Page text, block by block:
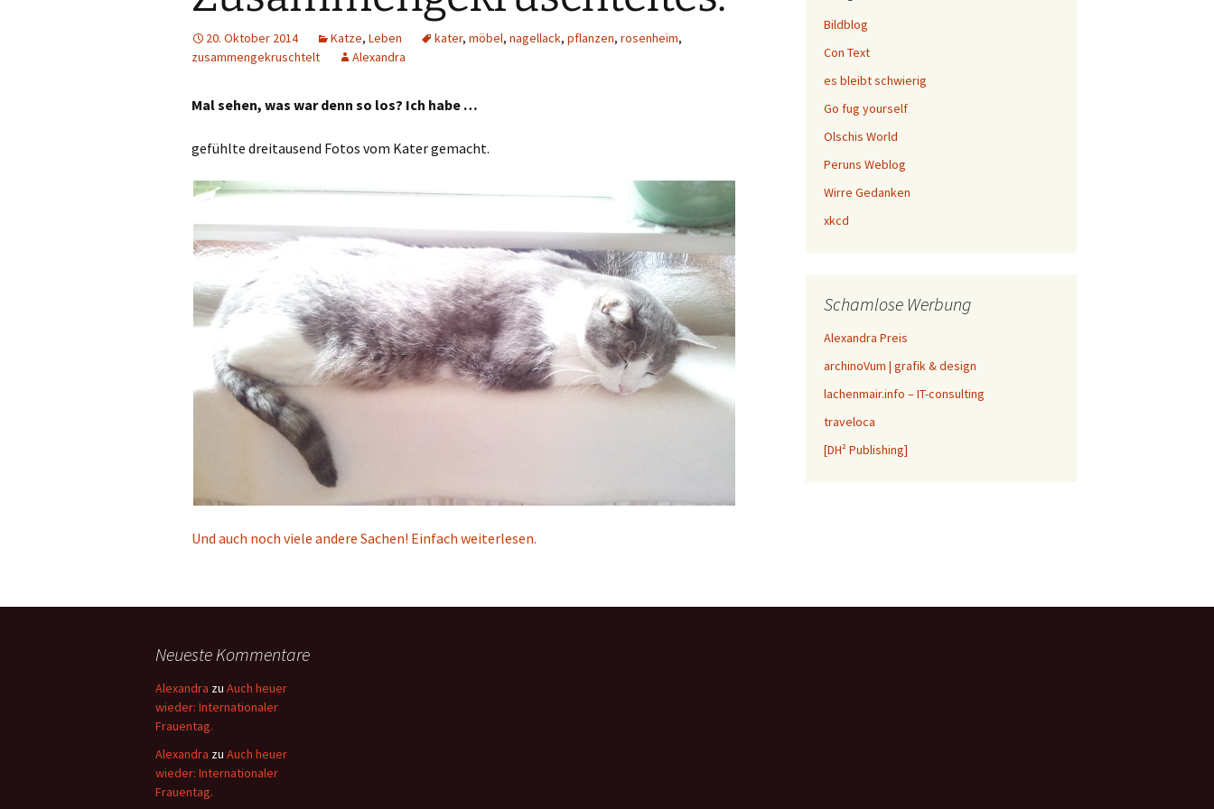
20. Oktober 2014 Katze, Leben kater, möbel, nagellack, pflanzen, rosenheim,
zusammengekruschtelt
Alexandra
Mal sehen, was war denn so los? Ich habe …
gefühlte dreitausend Fotos vom Kater gemacht.
Und auch noch viele andere Sachen! Einfach weiterlesen.
Bildblog
Con Text
es bleibt schwierig
Go fug yourself
Olschis World
Peruns Weblog
Wirre Gedanken
xkcd
Schamlose Werbung
Alexandra Preis
archinoVum | grafik & design
lachenmair.info – IT-consulting
traveloca
[DH² Publishing]
Neueste Kommentare
Alexandra zu Auch heuer
wieder: Internationaler
Frauentag.
Alexandra zu Auch heuer
wieder: Internationaler
Frauentag.